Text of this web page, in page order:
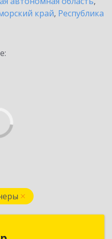
край, Республика